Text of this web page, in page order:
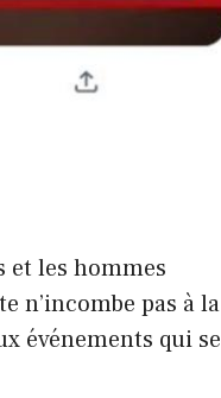
et les hommes
n’incombe pas à la
événements qui se